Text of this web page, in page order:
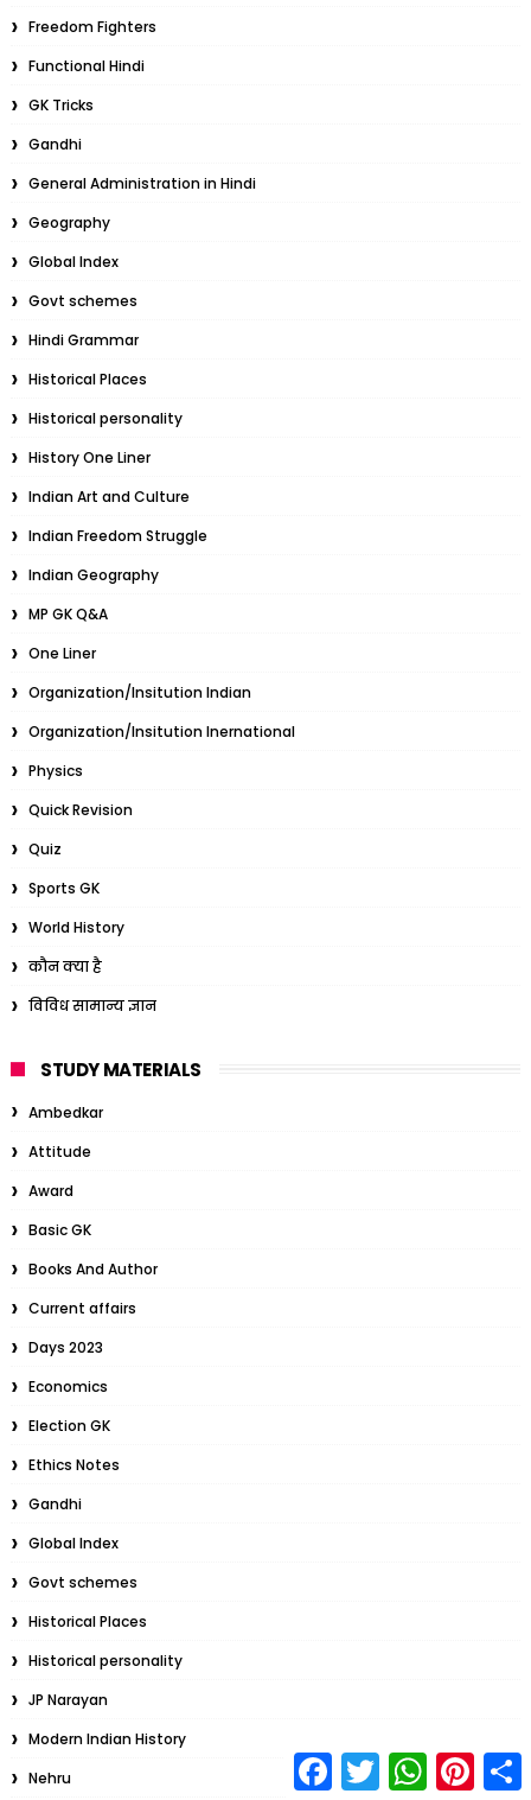
Freedom Fighters
Functional Hindi
GK Tricks
Gandhi
General Administration in Hindi
Geography
Global Index
Govt schemes
Hindi Grammar
Historical Places
Historical personality
History One Liner
Indian Art and Culture
Indian Freedom Struggle
Indian Geography
MP GK Q&A
One Liner
Organization/Insitution Indian
Organization/Insitution Inernational
Physics
Quick Revision
Quiz
Sports GK
World History
कौन क्या है
विविध सामान्य ज्ञान
STUDY MATERIALS
Ambedkar
Attitude
Award
Basic GK
Books And Author
Current affairs
Days 2023
Economics
Election GK
Ethics Notes
Gandhi
Global Index
Govt schemes
Historical Places
Historical personality
JP Narayan
Modern Indian History
Nehru
a
T
w
W
h